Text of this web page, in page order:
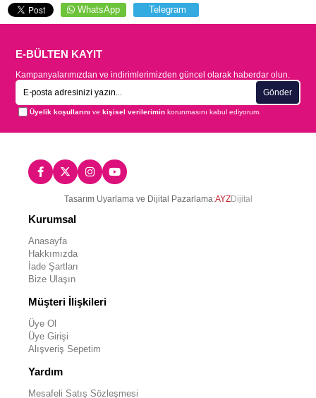
WhatsApp Telegram
E-BÜLTEN KAYIT
Kampanyalarımızdan ve indirimlerimizden güncel olarak haberdar olun.
Gönder
Üyelik koşullarını vekişisel verilerimin korunmasını kabul ediyorum.
Tasarım Uyarlama ve Dijital Pazarlama:AYZDijital
Kurumsal
Anasayfa
Hakkımızda
İade Şartları
Bize Ulaşın
Müşteri İlişkileri
Üye Ol
Üye Girişi
Alışveriş Sepetim
Yardım
Mesafeli Satış Sözleşmesi